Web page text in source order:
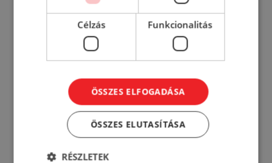
Well folyékony szappan glicerines
KOSÁRBA
RÉSZLETEK
Célzás Funkcionalitás
ÖSSZES ELFOGADÁSA
ÖSSZES ELUTASÍTÁSA
RÉSZLETEK